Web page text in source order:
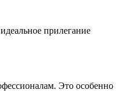
прилегание
Это особенно